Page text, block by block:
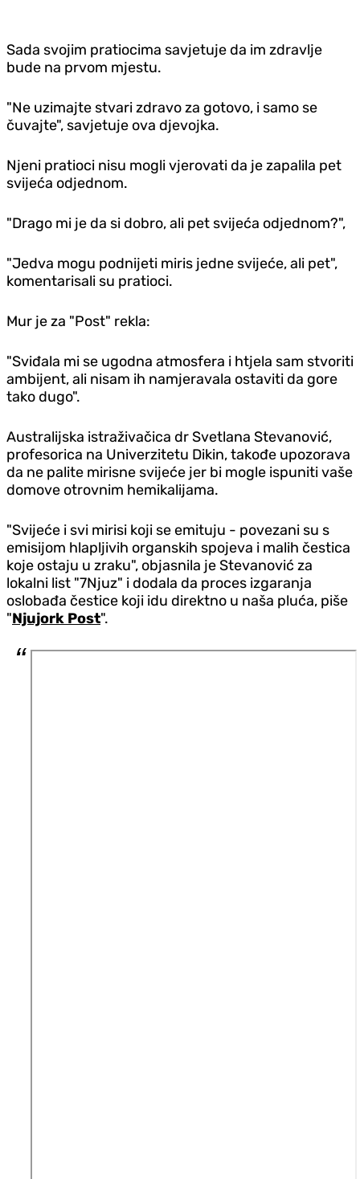
Sada svojim pratiocima savjetuje da im zdravlje
bude na prvom mjestu.
"Ne uzimajte stvari zdravo za gotovo, i samo se
čuvajte", savjetuje ova djevojka.
Njeni pratioci nisu mogli vjerovati da je zapalila pet
svijeća odjednom.
"Drago mi je da si dobro, ali pet svijeća odjednom?",
"Jedva mogu podnijeti miris jedne svijeće, ali pet",
komentarisali su pratioci.
Mur je za "Post" rekla:
"Sviđala mi se ugodna atmosfera i htjela sam stvoriti
ambijent, ali nisam ih namjeravala ostaviti da gore
tako dugo".
Australijska istraživačica dr Svetlana Stevanović,
profesorica na Univerzitetu Dikin, takođe upozorava
da ne palite mirisne svijeće jer bi mogle ispuniti vaše
domove otrovnim hemikalijama.
"Svijeće i svi mirisi koji se emituju - povezani su s
emisijom hlapljivih organskih spojeva i malih čestica
koje ostaju u zraku", objasnila je Stevanović za
lokalni list "7Njuz" i dodala da proces izgaranja
oslobađa čestice koji idu direktno u naša pluća, piše
"Njujork Post".